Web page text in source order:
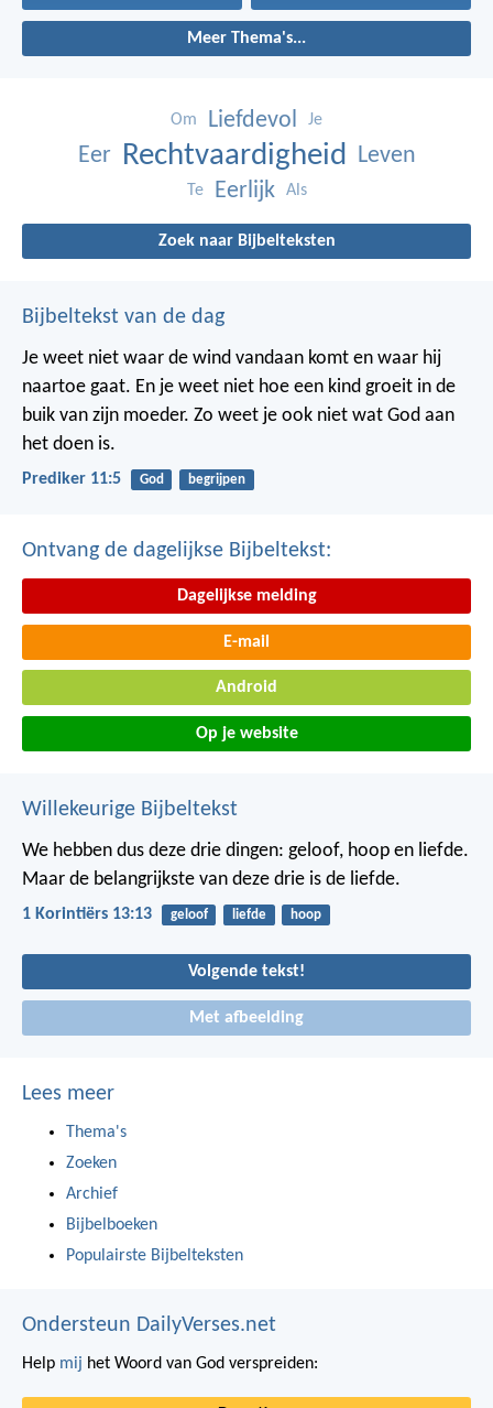
Meer Thema's...
Om Liefdevol Je
Eer Rechtvaardigheid Leven
Te Eerlijk Als
Zoek naar Bijbelteksten
Bijbeltekst van de dag
Je weet niet waar de wind vandaan komt en waar hij
naartoe gaat. En je weet niet hoe een kind groeit in de
buik van zijn moeder. Zo weet je ook niet wat God aan
het doen is.
Prediker 11:5 God begrijpen
Ontvang de dagelijkse Bijbeltekst:
Dagelijkse melding
E-mail
Android
Op je website
Willekeurige Bijbeltekst
We hebben dus deze drie dingen: geloof, hoop en liefde.
Maar de belangrijkste van deze drie is de liefde.
1 Korintiërs 13:13 geloof liefde hoop
Volgende tekst!
Met afbeelding
Lees meer
Thema's
Zoeken
Archief
Bijbelboeken
Populairste Bijbelteksten
Ondersteun DailyVerses.net
Help mij het Woord van God verspreiden: